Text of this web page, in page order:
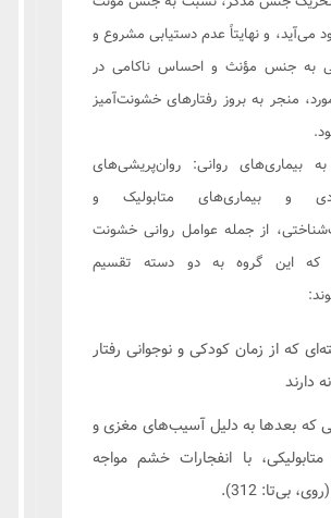
می‌‌آید، و نهایتاً عدم دستیابی مشروع و
به جنس مؤنث و احساس ناکامی در
منجر به بروز رفتارهای خشونت‌آمیز
به بیماری‌های روانی: روان‌پریشی‌های
و بیماری‌های متابولیک و
از جمله عوامل روانی خشونت
این گروه به دو دسته تقسیم
که از زمان کودکی و نوجوانی رفتار
دارند
که بعد‌ها به دلیل آسیب‌های مغزی و
متابولیکی، با انفجارات خشم مواجه
بی‌تا: 312).